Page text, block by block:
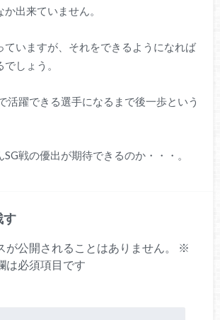
出来ていません。
ていますが、それをできるようになれば
しょう。
活躍できる選手になるまで後一歩という
戦の優出が期待できるのか・・・。
す
が公開されることはありません。
※
は必須項目です